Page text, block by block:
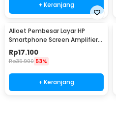
+ Keranjang
Alloet Pembesar Layar HP
Smartphone Screen Amplifier
10 Inch - SY-11
Rp17.100
Rp35.900 53%
+ Keranjang